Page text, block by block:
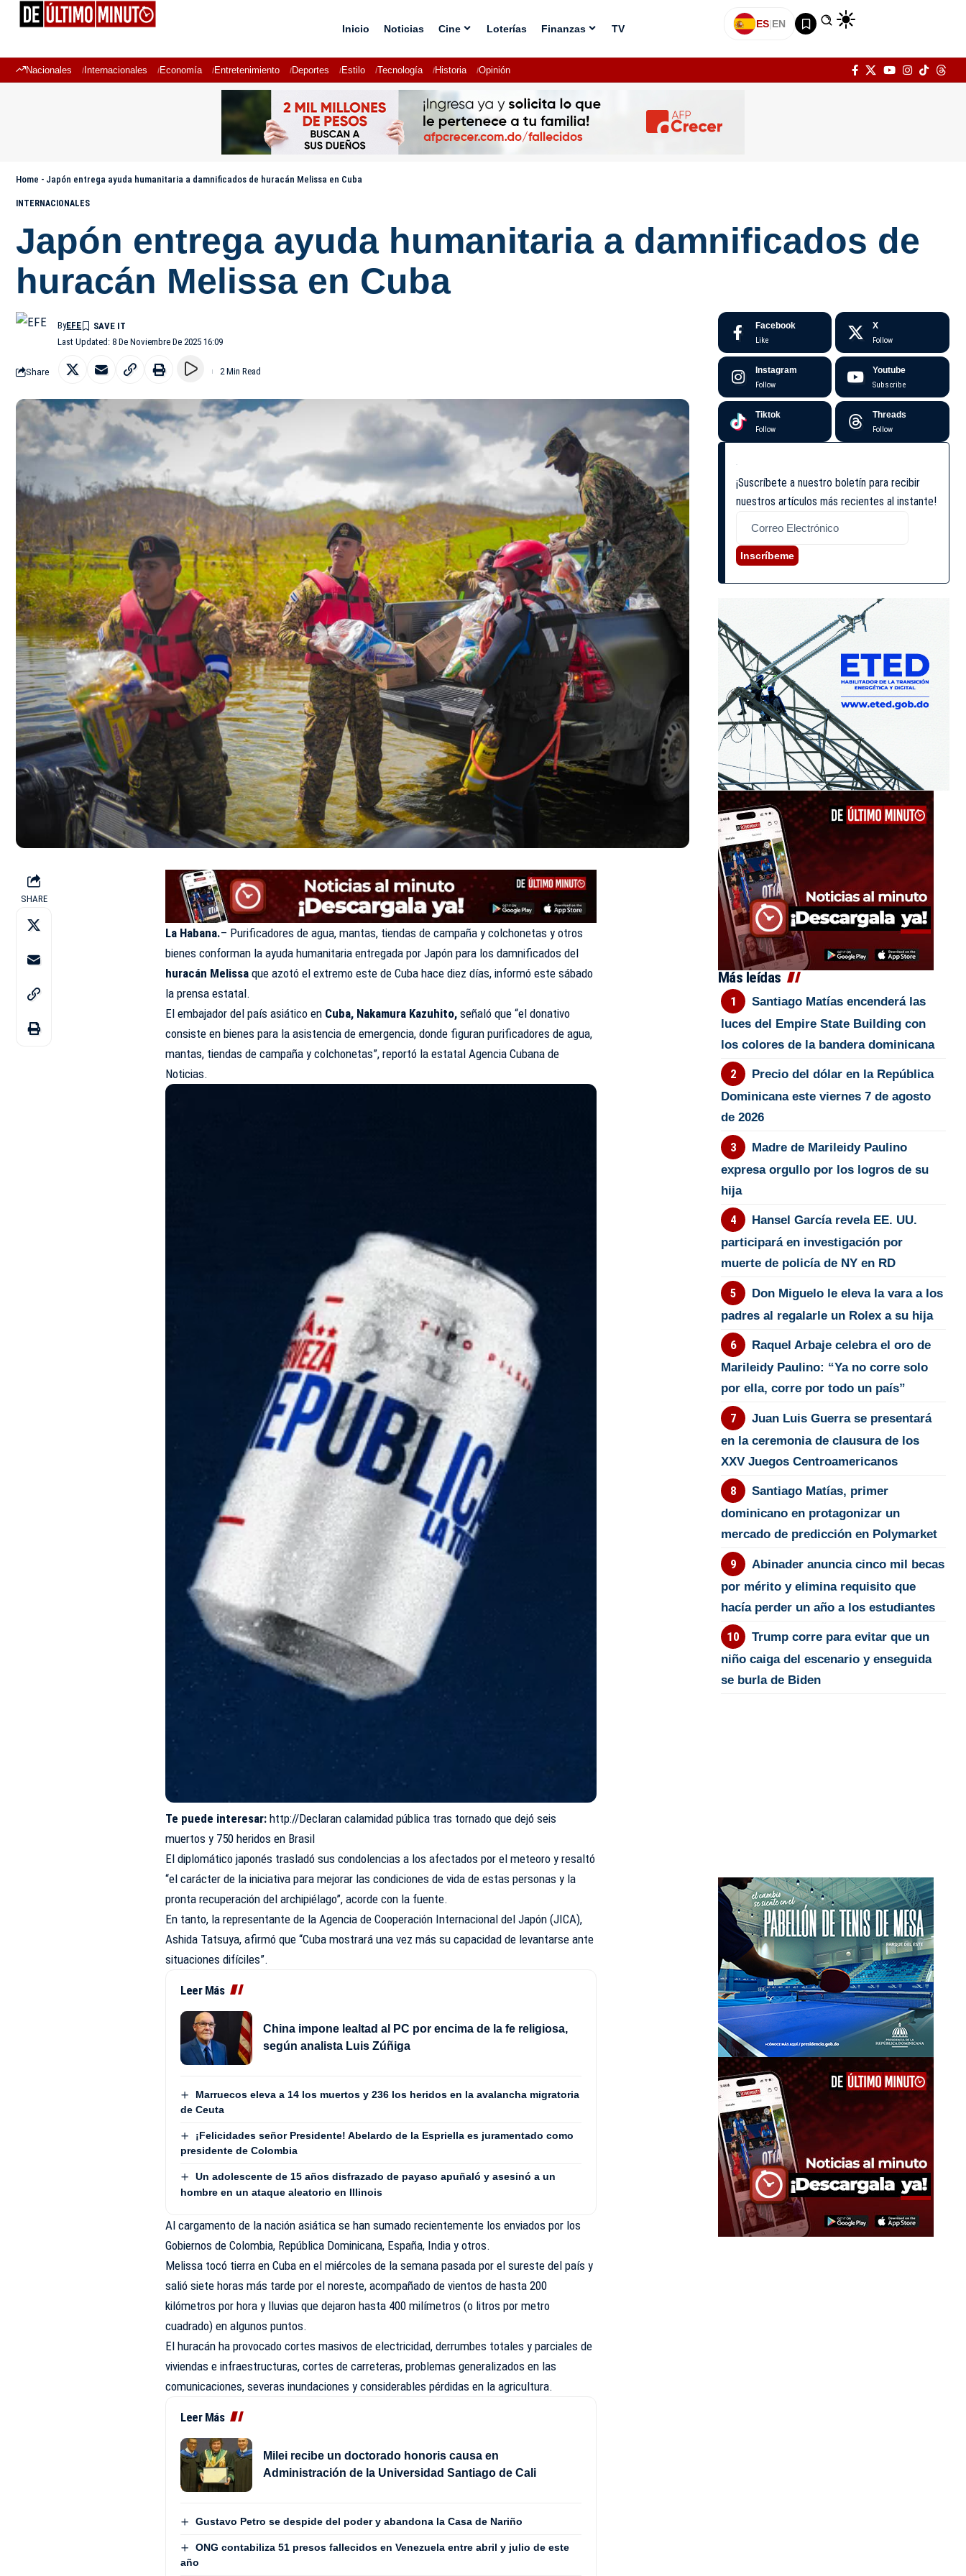
Inicio Noticias Cine Loterías Finanzas TV ES|EN
Nacionales Internacionales Economía Entretenimiento Deportes Estilo Tecnología Historia Opinión
Home - Japón entrega ayuda humanitaria a damnificados de huracán Melissa en Cuba
INTERNACIONALES
Japón entrega ayuda humanitaria a damnificados de
huracán Melissa en Cuba
Last Updated: 8 De Noviembre De 2025 16:09
ByEFE
Share 2 Min Read
SHARE
La Habana.– Purificadores de agua, mantas, tiendas de campaña y colchonetas y otros
bienes conforman la ayuda humanitaria entregada por Japón para los damnificados del
huracán Melissaque azotó el extremo este de Cuba hace diez días, informó este sábado
la prensa estatal.
El embajador del país asiático en Cuba, Nakamura Kazuhito, señaló que “el donativo
consiste en bienes para la asistencia de emergencia, donde figuran purificadores de agua,
mantas, tiendas de campaña y colchonetas”, reportó la estatal Agencia Cubana de
Noticias.
Te puede interesar: http://Declaran calamidad pública tras tornado que dejó seis
muertos y 750 heridos en Brasil
El diplomático japonés trasladó sus condolencias a los afectados por el meteoro y resaltó
“el carácter de la iniciativa para mejorar las condiciones de vida de estas personas y la
pronta recuperación del archipiélago”, acorde con la fuente.
En tanto, la representante de la Agencia de Cooperación Internacional del Japón (JICA),
Ashida Tatsuya, afirmó que “Cuba mostrará una vez más su capacidad de levantarse ante
situaciones difíciles”.
Leer Más
China impone lealtad al PC por encima de la fe religiosa,
según analista Luis Zúñiga
Marruecos eleva a 14 los muertos y 236 los heridos en la avalancha migratoria
de Ceuta
¡Felicidades señor Presidente! Abelardo de la Espriella es juramentado como
presidente de Colombia
Un adolescente de 15 años disfrazado de payaso apuñaló y asesinó a un
hombre en un ataque aleatorio en Illinois
Al cargamento de la nación asiática se han sumado recientemente los enviados por los
Gobiernos de Colombia, República Dominicana, España, India y otros.
Melissa tocó tierra en Cuba en el miércoles de la semana pasada por el sureste del país y
salió siete horas más tarde por el noreste, acompañado de vientos de hasta 200
kilómetros por hora y lluvias que dejaron hasta 400 milímetros (o litros por metro
cuadrado) en algunos puntos.
El huracán ha provocado cortes masivos de electricidad, derrumbes totales y parciales de
viviendas e infraestructuras, cortes de carreteras, problemas generalizados en las
comunicaciones, severas inundaciones y considerables pérdidas en la agricultura.
Leer Más
Milei recibe un doctorado honoris causa en
Administración de la Universidad Santiago de Cali
Gustavo Petro se despide del poder y abandona la Casa de Nariño
ONG contabiliza 51 presos fallecidos en Venezuela entre abril y julio de este
año
Facebook
Like
X
Follow
Instagram
Follow
Youtube
Subscribe
Tiktok
Follow
Threads
Follow
¡Suscríbete a nuestro boletín para recibir
nuestros artículos más recientes al instante!
Inscríbeme
Más leídas
Santiago Matías encenderá las
luces del Empire State Building con
los colores de la bandera dominicana
Precio del dólar en la República
Dominicana este viernes 7 de agosto
de 2026
Madre de Marileidy Paulino
expresa orgullo por los logros de su
hija
Hansel García revela EE. UU.
participará en investigación por
muerte de policía de NY en RD
Don Miguelo le eleva la vara a los
padres al regalarle un Rolex a su hija
Raquel Arbaje celebra el oro de
Marileidy Paulino: “Ya no corre solo
por ella, corre por todo un país”
Juan Luis Guerra se presentará
en la ceremonia de clausura de los
XXV Juegos Centroamericanos
Santiago Matías, primer
dominicano en protagonizar un
mercado de predicción en Polymarket
Abinader anuncia cinco mil becas
por mérito y elimina requisito que
hacía perder un año a los estudiantes
Trump corre para evitar que un
niño caiga del escenario y enseguida
se burla de Biden